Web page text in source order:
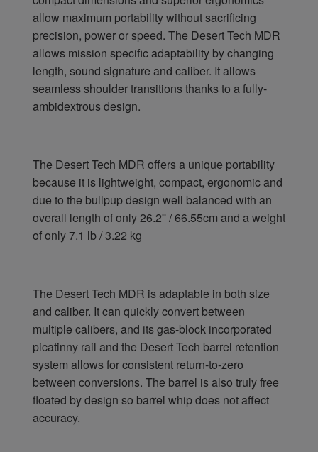
allow maximum portability without sacrificing
precision, power or speed. The Desert Tech MDR
allows mission specific adaptability by changing
length, sound signature and caliber. It allows
seamless shoulder transitions thanks to a fully-
ambidextrous design.
The Desert Tech MDR offers a unique portability
because it is lightweight, compact, ergonomic and
due to the bullpup design well balanced with an
overall length of only 26.2'' / 66.55cm and a weight
of only 7.1 lb / 3.22 kg
The Desert Tech MDR is adaptable in both size
and caliber. It can quickly convert between
multiple calibers, and its gas-block incorporated
picatinny rail and the Desert Tech barrel retention
system allows for consistent return-to-zero
between conversions. The barrel is also truly free
floated by design so barrel whip does not affect
accuracy.